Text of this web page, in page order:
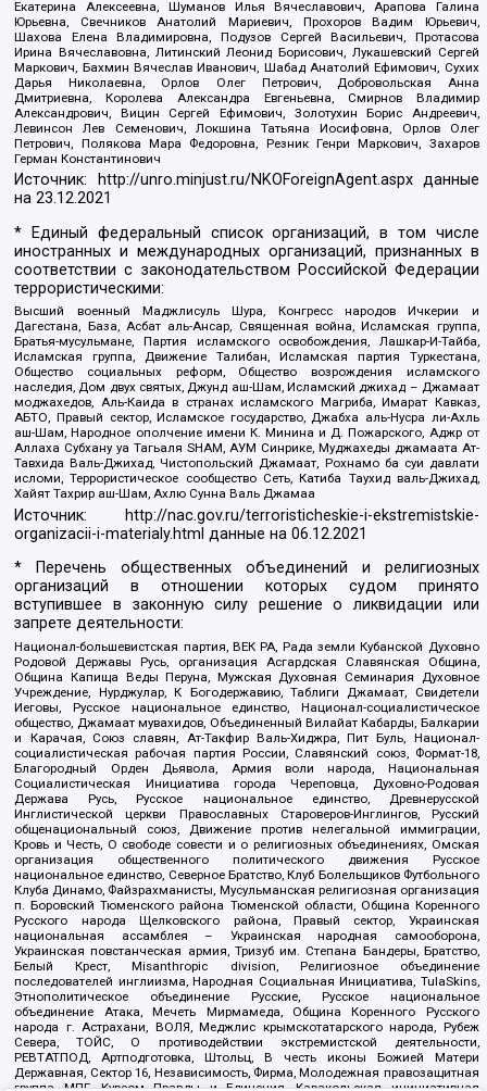
Екатерина Алексеевна, Шуманов Илья Вячеславович, Арапова Галина
Юрьевна, Свечников Анатолий Мариевич, Прохоров Вадим Юрьевич,
Шахова Елена Владимировна, Подузов Сергей Васильевич, Протасова
Ирина Вячеславовна, Литинский Леонид Борисович, Лукашевский Сергей
Маркович, Бахмин Вячеслав Иванович, Шабад Анатолий Ефимович, Сухих
Дарья Николаевна, Орлов Олег Петрович, Добровольская Анна
Дмитриевна, Королева Александра Евгеньевна, Смирнов Владимир
Александрович, Вицин Сергей Ефимович, Золотухин Борис Андреевич,
Левинсон Лев Семенович, Локшина Татьяна Иосифовна, Орлов Олег
Петрович, Полякова Мара Федоровна, Резник Генри Маркович, Захаров
Герман Константинович
Источник: http://unro.minjust.ru/NKOForeignAgent.aspxданные
на23.12.2021
* Единый федеральный список организаций, в том числе
иностранных и международных организаций, признанных в
соответствии с законодательством Российской Федерации
террористическими:
Высший военный Маджлисуль Шура, Конгресс народов Ичкерии и
Дагестана, База, Асбат аль-Ансар, Священная война, Исламская группа,
Братья-мусульмане, Партия исламского освобождения, Лашкар-И-Тайба,
Исламская группа, Движение Талибан, Исламская партия Туркестана,
Общество социальных реформ, Общество возрождения исламского
наследия, Дом двух святых, Джунд аш-Шам, Исламский джихад – Джамаат
моджахедов, Аль-Каида в странах исламского Магриба, Имарат Кавказ,
АБТО, Правый сектор, Исламское государство, Джабха аль-Нусра ли-Ахль
аш-Шам, Народное ополчение имени К. Минина и Д. Пожарского, Аджр от
Аллаха Субхану уа Тагьаля SHAM, АУМ Синрике, Муджахеды джамаата Ат-
Тавхида Валь-Джихад, Чистопольский Джамаат, Рохнамо ба суи давлати
исломи, Террористическое сообщество Сеть, Катиба Таухид валь-Джихад,
Хайят Тахрир аш-Шам, Ахлю Сунна Валь Джамаа
Источник:
http://nac.gov.ru/terroristicheskie-i-ekstremistskie-
organizacii-i-materialy.html данные на06.12.2021
* Перечень общественных объединений и религиозных
организаций в отношении которых судом принято
вступившее в законную силу решение о ликвидации или
запрете деятельности:
Национал-большевистская партия, ВЕК РА, Рада земли Кубанской Духовно
Родовой Державы Русь, организация Асгардская Славянская Община,
Община Капища Веды Перуна, Мужская Духовная Семинария Духовное
Учреждение, Нурджулар, К Богодержавию, Таблиги Джамаат, Свидетели
Иеговы, Русское национальное единство, Национал-социалистическое
общество, Джамаат мувахидов, Объединенный Вилайат Кабарды, Балкарии
и Карачая, Союз славян, Ат-Такфир Валь-Хиджра, Пит Буль, Национал-
социалистическая рабочая партия России, Славянский союз, Формат-18,
Благородный Орден Дьявола, Армия воли народа, Национальная
Социалистическая Инициатива города Череповца, Духовно-Родовая
Держава Русь, Русское национальное единство, Древнерусской
Инглистической церкви Православных Староверов-Инглингов, Русский
общенациональный союз, Движение против нелегальной иммиграции,
Кровь и Честь, О свободе совести и о религиозных объединениях, Омская
организация общественного политического движения Русское
национальное единство, Северное Братство, Клуб Болельщиков Футбольного
Клуба Динамо, Файзрахманисты, Мусульманская религиозная организация
п. Боровский Тюменского района Тюменской области, Община Коренного
Русского народа Щелковского района, Правый сектор, Украинская
национальная ассамблея – Украинская народная самооборона,
Украинская повстанческая армия, Тризуб им. Степана Бандеры, Братство,
Белый Крест, Misanthropic division, Религиозное объединение
последователей инглиизма, Народная Социальная Инициатива, TulaSkins,
Этнополитическое объединение Русские, Русское национальное
объединение Атака, Мечеть Мирмамеда, Община Коренного Русского
народа г. Астрахани, ВОЛЯ, Меджлис крымскотатарского народа, Рубеж
Севера, ТОЙС, О противодействии экстремистской деятельности,
РЕВТАТПОД, Артподготовка, Штольц, В честь иконы Божией Матери
Державная, Сектор 16, Независимость, Фирма, Молодежная правозащитная
группа МПГ, Курсом Правды и Единения, Каракольская инициативная